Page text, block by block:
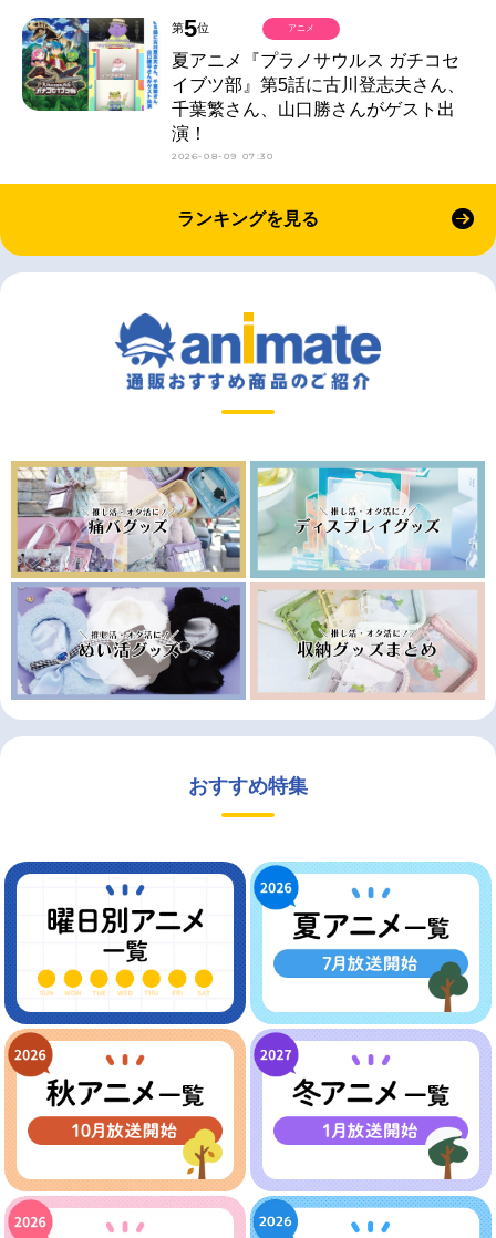
第5位
夏アニメ『プラノサウルス ガチコセ
イブツ部』第5話に古川登志夫さん、
千葉繁さん、山口勝さんがゲスト出
演！
2026-08-09 07:30
アニメ
ランキングを見る
おすすめ特集